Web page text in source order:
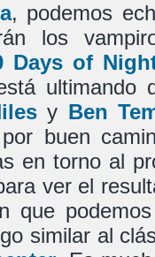
, podemos
los
Days of
ultimando
y Ben
buen
en torno al
ver el
que
similar al